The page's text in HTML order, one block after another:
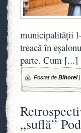
municipalităţii l-
treacă în
parte. Cum [...]
Postat de Bihorel|
„suflă”